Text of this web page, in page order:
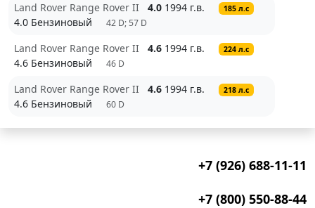
Land Rover Range Rover II 4.0 1994 г.в. 185 л.с
4.0 Бензиновый 42 D; 57 D
Land Rover Range Rover II 4.6 1994 г.в. 224 л.с
4.6 Бензиновый 46 D
Land Rover Range Rover II 4.6 1994 г.в. 218 л.с
4.6 Бензиновый 60 D
+7 (926) 688-11-11
+7 (800) 550-88-44